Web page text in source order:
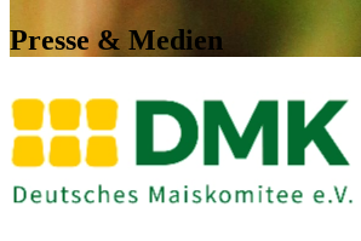
Presse & Medien